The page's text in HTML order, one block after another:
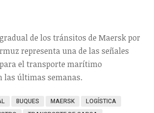
de los tránsitos de Maersk por
representa una de las señales
el transporte marítimo
las últimas semanas.
BUQUES MAERSK
LOGÍSTICA